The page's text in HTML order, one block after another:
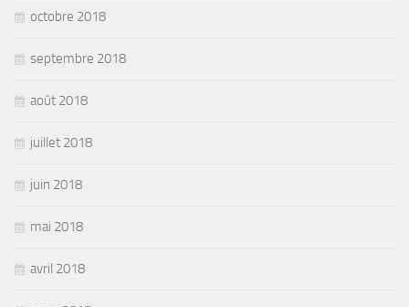
octobre 2018
septembre 2018
août 2018
juillet 2018
juin 2018
mai 2018
avril 2018